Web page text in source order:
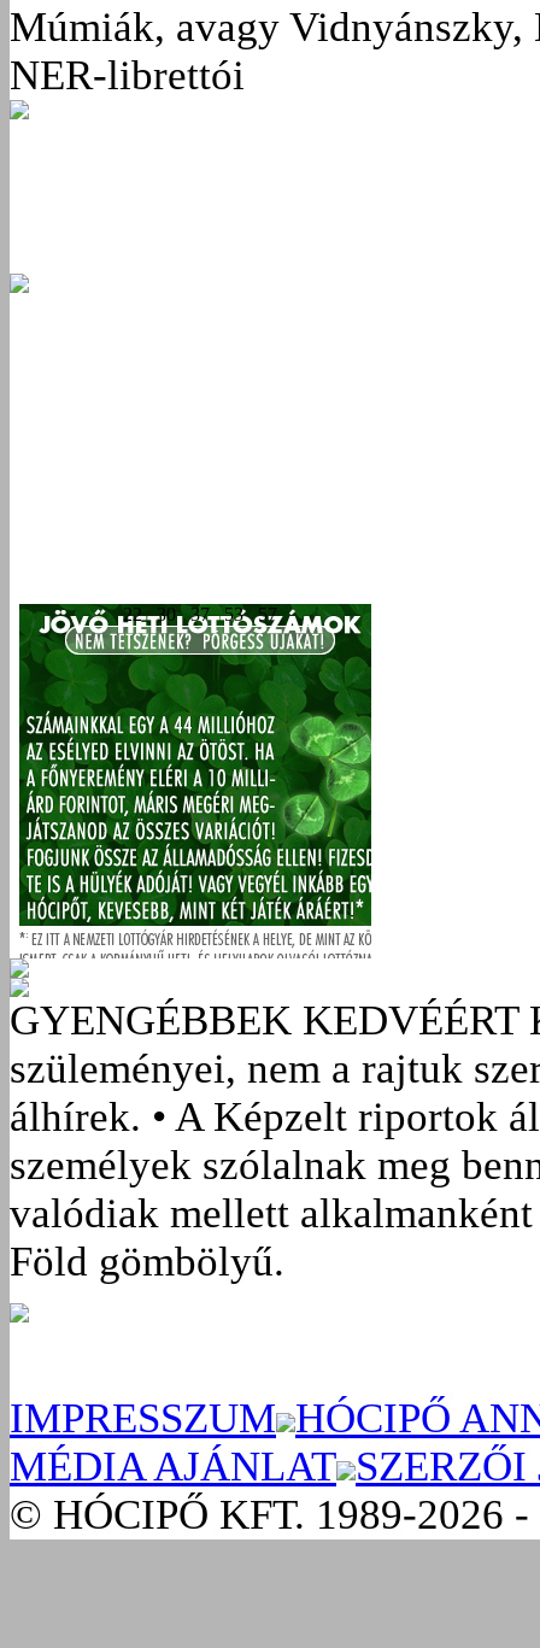
Múmiák, avagy Vidnyánszky,
NER-librettói
GYENGÉBBEK KEDVÉÉRT
szüleményei, nem a rajtuk
álhírek. • A Képzelt riportok
személyek szólalnak meg
valódiak mellett
Föld gömbölyű.
IMPRESSZUM HÓCIPŐ
MÉDIA AJÁNLAT SZERZŐI
© HÓCIPŐ KFT. 1989-2026